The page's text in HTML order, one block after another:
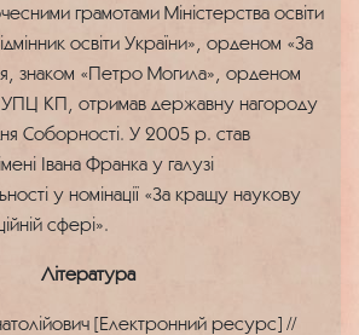
грамотами Міністерства освіти
освіти України», орденом «За
знаком «Петро Могила», орденом
УПЦ КП, отримав державну нагороду
Соборності. У 2005 р. став
Івана Франка у галузі
у номінації «За кращу наукову
сфері».
Література
[Електронний ресурс] //